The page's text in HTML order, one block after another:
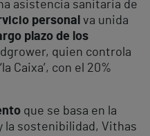
asistencia sanitaria de
personal va unida
plazo de los
quien controla
Caixa’, con el 20%
que se basa en la
la sostenibilidad, Vithas